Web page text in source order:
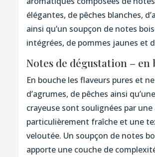
élégantes, de pêches blanches,
ainsi qu’un soupçon de notes
intégrées, de pommes jaunes et
Notes de dégustation – en
En bouche les flaveurs pures et
d’agrumes, de pêches ainsi
crayeuse sont soulignées par
particulièrement fraîche et une
veloutée. Un soupçon de notes
apporte une couche de